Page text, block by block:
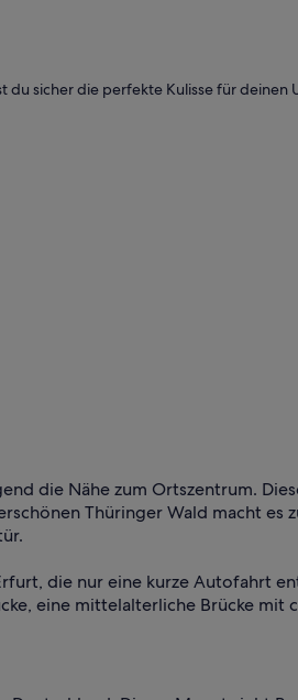
sicher die perfekte Kulisse für deinen
die Nähe zum Ortszentrum.
Thüringer Wald macht es
die nur eine kurze Autofahrt
eine mittelalterliche Brücke mit